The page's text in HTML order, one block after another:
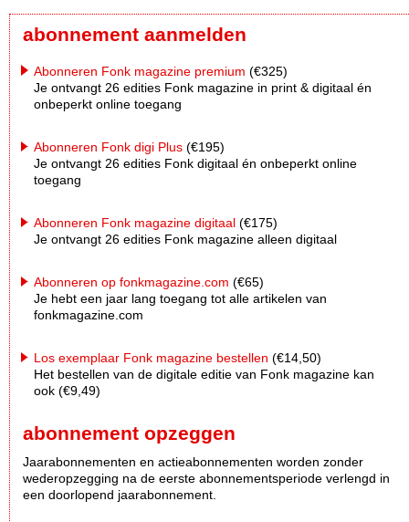
abonnement aanmelden
Abonneren Fonk magazine premium (€325)
Je ontvangt 26 edities Fonk magazine in print & digitaal én
onbeperkt online toegang
Abonneren Fonk digi Plus (€195)
Je ontvangt 26 edities Fonk digitaal én onbeperkt online
toegang
Abonneren Fonk magazine digitaal (€175)
Je ontvangt 26 edities Fonk magazine alleen digitaal
Abonneren op fonkmagazine.com (€65)
Je hebt een jaar lang toegang tot alle artikelen van
fonkmagazine.com
Los exemplaar Fonk magazine bestellen (€14,50)
Het bestellen van de digitale editie van Fonk magazine kan
ook (€9,49)
abonnement opzeggen
Jaarabonnementen en actieabonnementen worden zonder
wederopzegging na de eerste abonnementsperiode verlengd in
een doorlopend jaarabonnement.